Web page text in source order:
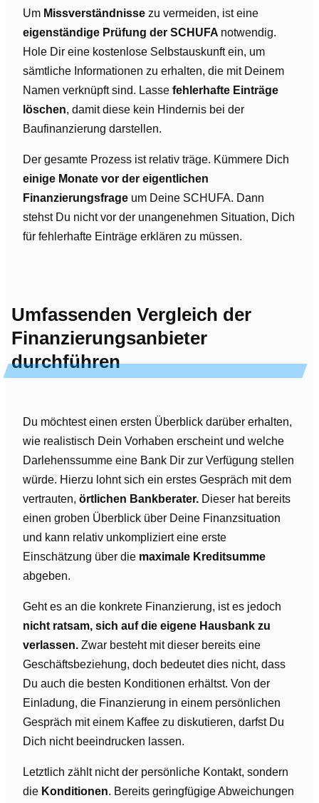
Um Missverständnisse zu vermeiden, ist eine
eigenständige Prüfung der SCHUFA notwendig.
Hole Dir eine kostenlose Selbstauskunft ein, um
sämtliche Informationen zu erhalten, die mit Deinem
Namen verknüpft sind. Lasse fehlerhafte Einträge
löschen, damit diese kein Hindernis bei der
Baufinanzierung darstellen.
Der gesamte Prozess ist relativ träge. Kümmere Dich
einige Monate vor der eigentlichen
Finanzierungsfrage um Deine SCHUFA. Dann
stehst Du nicht vor der unangenehmen Situation, Dich
für fehlerhafte Einträge erklären zu müssen.
Umfassenden Vergleich der
Finanzierungsanbieter
durchführen
Du möchtest einen ersten Überblick darüber erhalten,
wie realistisch Dein Vorhaben erscheint und welche
Darlehenssumme eine Bank Dir zur Verfügung stellen
würde. Hierzu lohnt sich ein erstes Gespräch mit dem
vertrauten, örtlichen Bankberater. Dieser hat bereits
einen groben Überblick über Deine Finanzsituation
und kann relativ unkompliziert eine erste
Einschätzung über die maximale Kreditsumme
abgeben.
Geht es an die konkrete Finanzierung, ist es jedoch
nicht ratsam, sich auf die eigene Hausbank zu
verlassen. Zwar besteht mit dieser bereits eine
Geschäftsbeziehung, doch bedeutet dies nicht, dass
Du auch die besten Konditionen erhältst. Von der
Einladung, die Finanzierung in einem persönlichen
Gespräch mit einem Kaffee zu diskutieren, darfst Du
Dich nicht beeindrucken lassen.
Letztlich zählt nicht der persönliche Kontakt, sondern
die Konditionen. Bereits geringfügige Abweichungen